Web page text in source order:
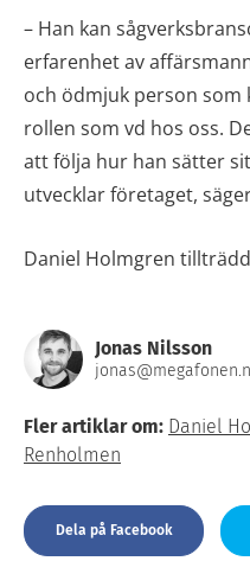
– Han kan
erfarenhet av
och ödmjuk person
rollen som vd hos oss.
att följa hur han sätter
utvecklar företaget,
Daniel Holmgren
Jonas Nilsson
Fler artiklar om: Daniel
Renholmen
Dela på Facebook